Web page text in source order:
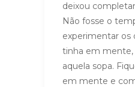
deixou
Não fosse o
experimentar os
tinha em
aquela sopa.
em mente e